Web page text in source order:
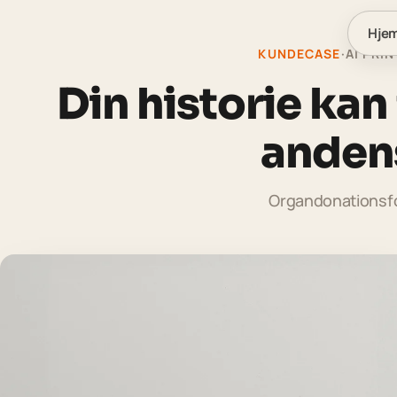
KUNDECASE·AI
Din historie